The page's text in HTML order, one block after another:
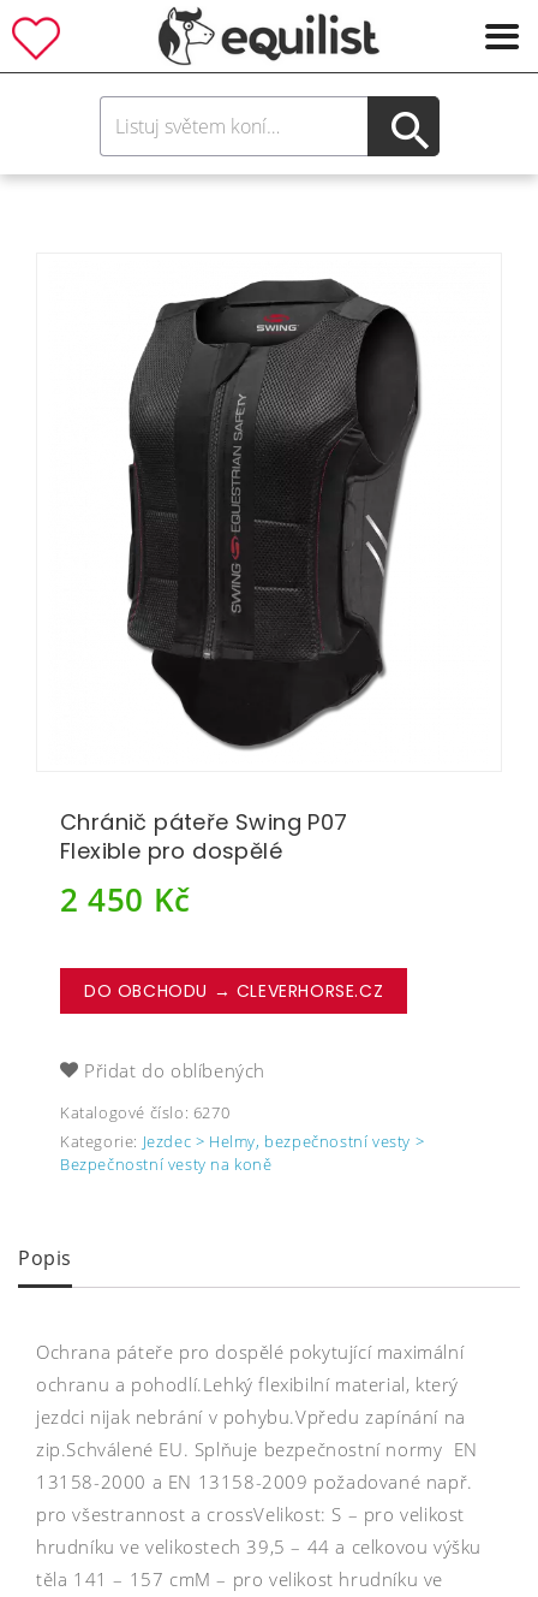
Chránič páteře Swing P07
Flexible pro dospělé
2 450 Kč
DO OBCHODU → CLEVERHORSE.CZ
Přidat do oblíbených
Katalogové číslo: 6270
Kategorie: Jezdec > Helmy, bezpečnostní vesty >
Bezpečnostní vesty na koně
Popis
Ochrana páteře pro dospělé pokytující maximální
ochranu a pohodlí.Lehký flexibilní material, který
jezdci nijak nebrání v pohybu.Vpředu zapínání na
zip.Schválené EU. Splňuje bezpečnostní normy EN
13158-2000 a EN 13158-2009 požadované např.
pro všestrannost a crossVelikost: S – pro velikost
hrudníku ve velikostech 39,5 – 44 a celkovou výšku
těla 141 – 157 cmM – pro velikost hrudníku ve